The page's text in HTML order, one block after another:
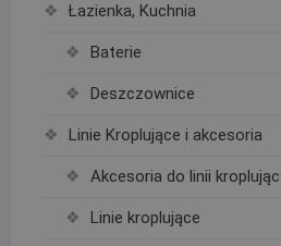
Łazienka, Kuchnia
Baterie
Deszczownice
Linie Kroplujące i akcesoria
Akcesoria do linii
Linie kroplujące